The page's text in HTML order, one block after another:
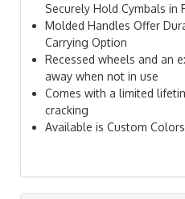
Securely Hold Cymbals in
Molded Handles Offer
Carrying Option
Recessed wheels and an
away when not in use
Comes with a limited
cracking
Available is Custom Colors